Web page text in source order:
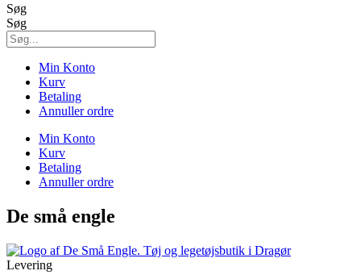
Søg
Søg
Min Konto
Kurv
Betaling
Annuller ordre
Min Konto
Kurv
Betaling
Annuller ordre
De små engle
Levering